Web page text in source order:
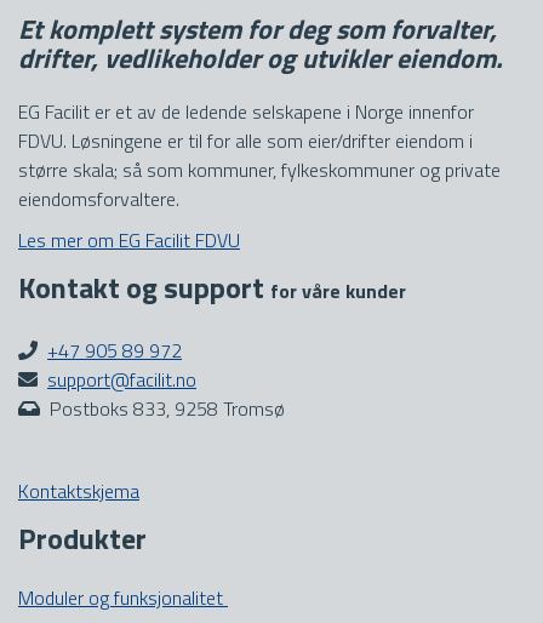
Et komplett system for deg som forvalter,
drifter, vedlikeholder og utvikler eiendom.
EG Facilit er et av de ledende selskapene i Norge innenfor
FDVU. Løsningene er til for alle som eier/drifter eiendom i
større skala; så som kommuner, fylkeskommuner og private
eiendomsforvaltere.
Les mer om EG Facilit FDVU
Kontakt og support for våre kunder
+47 905 89 972
support@facilit.no
Postboks 833, 9258 Tromsø
Kontaktskjema
Produkter
Moduler og funksjonalitet